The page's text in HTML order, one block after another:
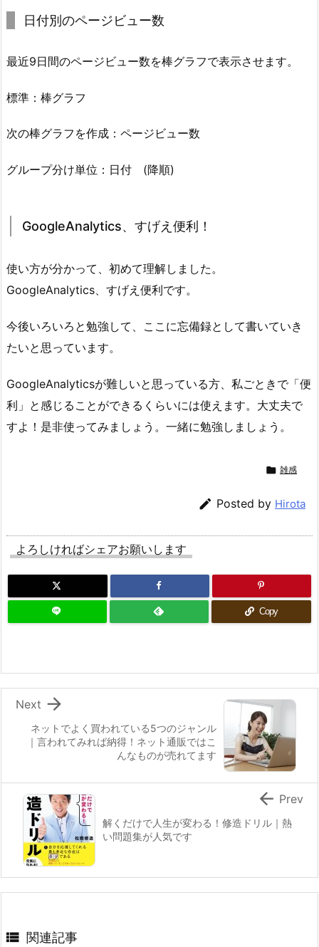
日付別のページビュー数
最近9日間のページビュー数を棒グラフで表示させます。
標準：棒グラフ
次の棒グラフを作成：ページビュー数
グループ分け単位：日付 (降順)
GoogleAnalytics、すげえ便利！
使い方が分かって、初めて理解しました。
GoogleAnalytics、すげえ便利です。
今後いろいろと勉強して、ここに忘備録として書いていき
たいと思っています。
GoogleAnalyticsが難しいと思っている方、私ごときで「便
利」と感じることができるくらいには使えます。大丈夫で
すよ！是非使ってみましょう。一緒に勉強しましょう。
 雑感
 Posted by Hirota
よろしければシェアお願いします
Copy
ネットでよく買われている5つのジャンル
｜言われてみれば納得！ネット通販ではこ
んなものが売れてます

Next
解くだけで人生が変わる！修造ドリル｜熱
い問題集が人気です
 Prev
 関連記事